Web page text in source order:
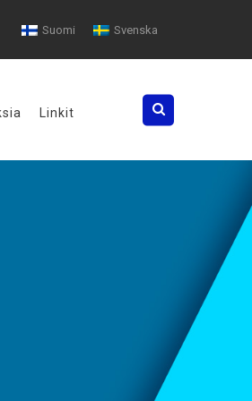
Suomi Svenska
Search
Linkit